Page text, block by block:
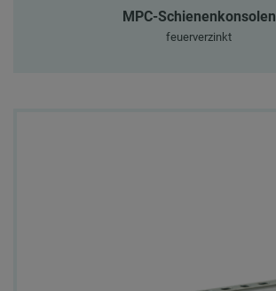
MPC-Schienenkonsolen
feuerverzinkt